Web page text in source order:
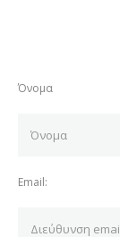
Όνομα
Email: